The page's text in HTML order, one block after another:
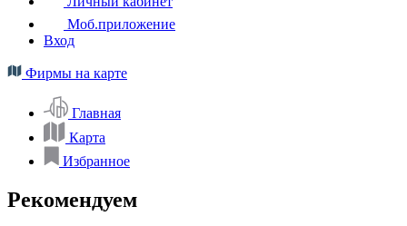
Моб.приложение
Вход
Фирмы на карте
Главная
Карта
Избранное
Рекомендуем